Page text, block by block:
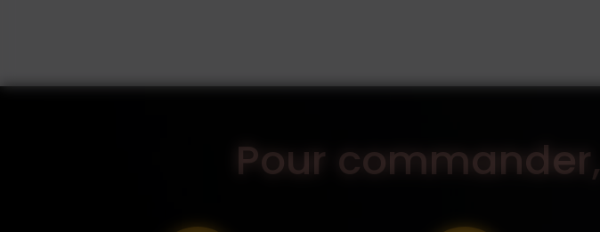
Pour commander,